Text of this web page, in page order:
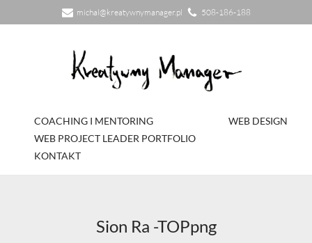
michal@kreatywnymanager.pl 508-186-188
COACHING I MENTORING
WEB DESIGN
WEB PROJECT LEADER PORTFOLIO
KONTAKT
Sion Ra -TOPpng